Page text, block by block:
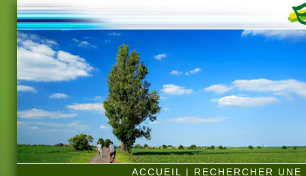
ACCUEIL | RECHERCHER